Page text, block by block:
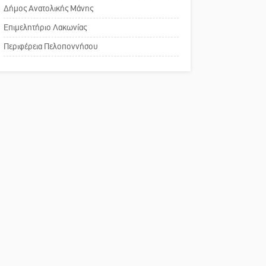
Σαϊνοπούλειο
του ΚΑΠΗ
Το δικό σας σχόλιο:
Παράδειγμα κοινωνικής
Δήμος Ανατολικής Μάνης
Επιμελητήριο Λακωνίας
Περιφέρεια Πελοποννήσου